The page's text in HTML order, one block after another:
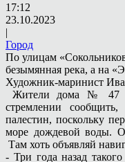
17:12
23.10.2023
|
Город
По улицам
безымянная река, а на
Художник-маринист
Жители дома № 47
стремлении
палестин, поскольку
море дождевой воды.
Там хоть объявляй
- Три года назад